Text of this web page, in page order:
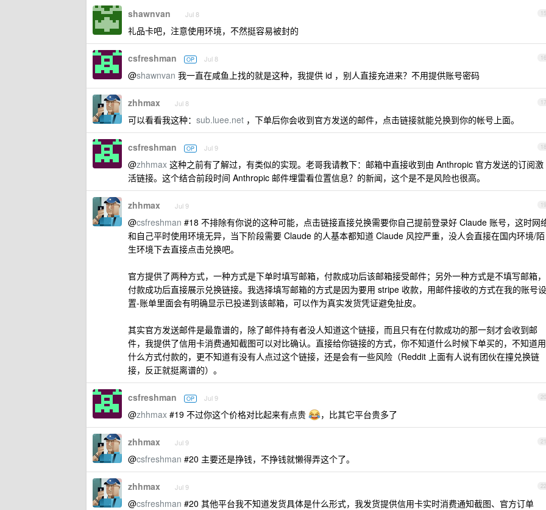
15
shawnvan Jul 8
礼品卡吧，注意使用环境，不然挺容易被封的
16
csfreshman OP Jul 8
@shawnvan 我一直在咸鱼上找的就是这种，我提供 id ，别人直接充进来？不用提供账号密码
17
zhhmax Jul 8
可以看看我这种： sub.luee.net ，下单后你会收到官方发送的邮件，点击链接就能兑换到你的帐号上面。
18
csfreshman OP Jul 9
@zhhmax 这种之前有了解过，有类似的实现。老哥我请教下：邮箱中直接收到由 Anthropic 官方发送的订阅激
活链接。这个结合前段时间 Anthropic 邮件埋雷看位置信息？的新闻，这个是不是风险也很高。
19
zhhmax Jul 9
@csfreshman #18 不排除有你说的这种可能，点击链接直接兑换需要你自己提前登录好 Claude 账号，这时网
和自己平时使用环境无异，当下阶段需要 Claude 的人基本都知道 Claude 风控严重，没人会直接在国内环境/陌
生环境下去直接点击兑换吧。
官方提供了两种方式，一种方式是下单时填写邮箱，付款成功后该邮箱接受邮件；另外一种方式是不填写邮箱，
付款成功后直接展示兑换链接。我选择填写邮箱的方式是因为要用 stripe 收款，用邮件接收的方式在我的账号设
置-账单里面会有明确显示已投递到该邮箱，可以作为真实发货凭证避免扯皮。
其实官方发送邮件是最靠谱的，除了邮件持有者没人知道这个链接，而且只有在付款成功的那一刻才会收到邮
件，我提供了信用卡消费通知截图可以对比确认。直接给你链接的方式，你不知道什么时候下单买的，不知道用
什么方式付款的，更不知道有没有人点过这个链接，还是会有一些风险（Reddit 上面有人说有团伙在撞兑换链
接，反正就挺离谱的）。
20
csfreshman OP Jul 9
@zhhmax #19 不过你这个价格对比起来有点贵 ，比其它平台贵多了
21
zhhmax Jul 9
@csfreshman #20 主要还是挣钱，不挣钱就懒得弄这个了。
22
zhhmax Jul 9
@csfreshman #20 其他平台我不知道发货具体是什么形式，我发货提供信用卡实时消费通知截图、官方订单